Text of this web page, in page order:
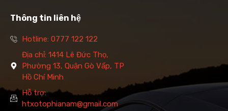
Thông tin liên hệ
Hotline: 0777 122 122
Địa chỉ: 1414 Lê Đức Thọ,
Phường 13, Quận Gò Vấp, TP
Hồ Chí Minh
Hỗ trợ:
htxotophianam@gmail.com